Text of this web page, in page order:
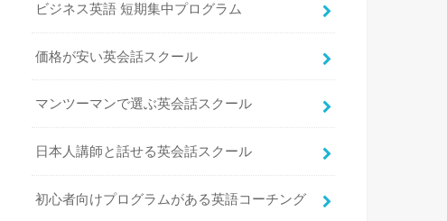
ビジネス英語 短期集中プログラム
価格が安い英会話スクール
マンツーマンで選ぶ英会話スクール
日本人講師と話せる英会話スクール
初心者向けプログラムがある英語コーチング